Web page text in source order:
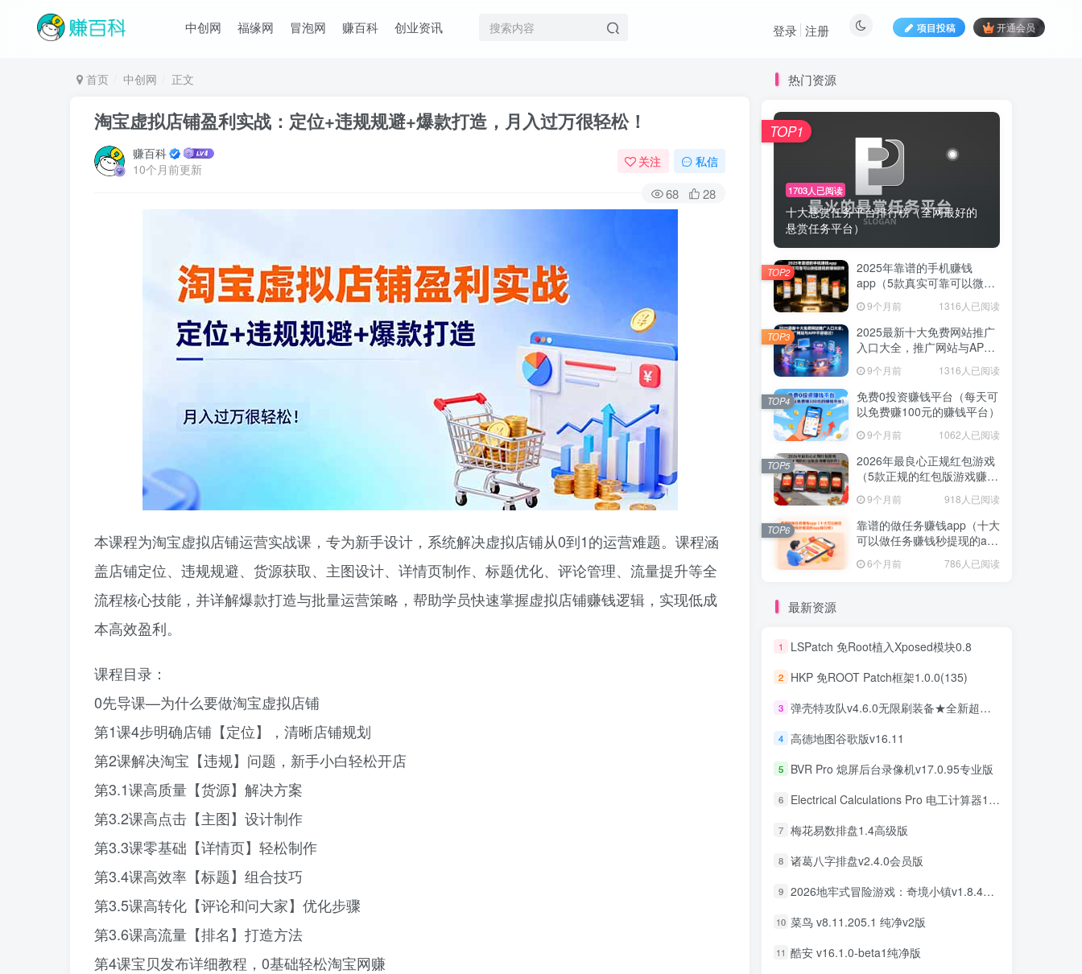
中创网 福缘网 冒泡网 赚百科 创业资讯 项目投稿 开通会员
登录 注册
首页 中创网 正文
淘宝虚拟店铺盈利实战：定位+违规规避+爆款打造，月入过万很轻松！
赚百科
10个月前更新
关注 私信
68 28
本课程为‌淘宝虚拟店铺运营实战课‌，专为新手设计，系统解决虚拟店铺从0到1的运营难题。课程涵
盖店铺定位、违规规避、货源获取、主图设计、详情页制作、标题优化、评论管理、流量提升等全
流程核心技能，并详解爆款打造与批量运营策略，帮助学员快速掌握虚拟店铺赚钱逻辑，实现低成
本高效盈利。
课程目录：
0先导课—为什么要做淘宝虚拟店铺
第1课4步明确店铺【定位】，清晰店铺规划
第2课解决淘宝【违规】问题，新手小白轻松开店
第3.1课高质量【货源】解决方案
第3.2课高点击【主图】设计制作
第3.3课零基础【详情页】轻松制作
第3.4课高效率【标题】组合技巧
第3.5课高转化【评论和问大家】优化步骤
第3.6课高流量【排名】打造方法
第4课宝贝发布详细教程，0基础轻松淘宝网赚
热门资源
1703人已阅读
十大悬赏任务平台排行榜（全网最好的
悬赏任务平台）
TOP1
2025年靠谱的手机赚钱
app（5款真实可靠可以微信
9个月前 1316人已阅读
TOP2
2025最新十大免费网站推广
入口大全，推广网站与APP
9个月前 1316人已阅读
TOP3
免费0投资赚钱平台（每天可
以免费赚100元的赚钱平台）
9个月前 1062人已阅读
TOP4
2026年最良心正规红包游戏
（5款正规的红包版游戏赚钱
9个月前 918人已阅读
TOP5
靠谱的做任务赚钱app（十大
可以做任务赚钱秒提现的app
6个月前 786人已阅读
TOP6
最新资源
1 LSPatch 免Root植入Xposed模块0.8
2 HKP 免ROOT Patch框架1.0.0(135)
3 弹壳特攻队v4.6.0无限刷装备★全新超爽动作射击割草游戏
4 高德地图谷歌版v16.11
5 BVR Pro 熄屏后台录像机v17.0.95专业版
6 Electrical Calculations Pro 电工计算器11.0.5专业版
7 梅花易数排盘1.4高级版
8 诸葛八字排盘v2.4.0会员版
9 2026地牢式冒险游戏：奇境小镇v1.8.411完美版
10 菜鸟 v8.11.205.1 纯净v2版
11 酷安 v16.1.0-beta1纯净版